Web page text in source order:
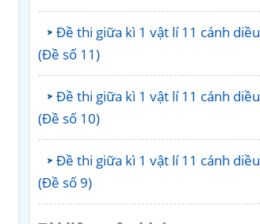
Đề thi giữa kì 1 vật lí 11 cánh diều
(Đề số 11)
Đề thi giữa kì 1 vật lí 11 cánh diều
(Đề số 10)
Đề thi giữa kì 1 vật lí 11 cánh diều
(Đề số 9)